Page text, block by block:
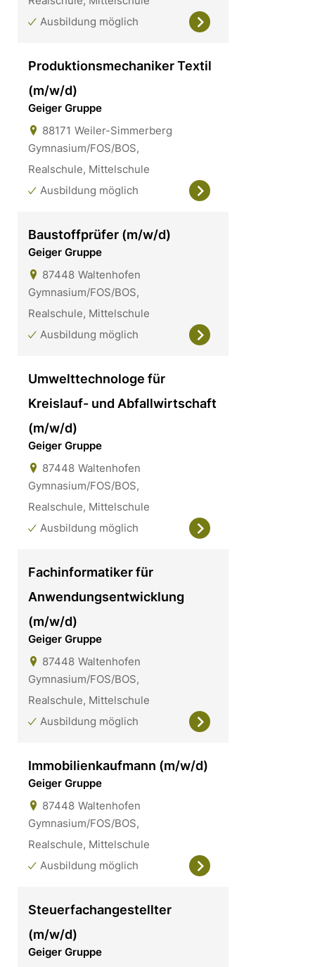
Ausbildung möglich
Produktionsmechaniker Textil
(m/w/d)
Geiger Gruppe
88171 Weiler-Simmerberg
Gymnasium/FOS/BOS,
Realschule, Mittelschule
Ausbildung möglich
Baustoffprüfer (m/w/d)
Geiger Gruppe
87448 Waltenhofen
Gymnasium/FOS/BOS,
Realschule, Mittelschule
Ausbildung möglich
Umwelttechnologe für
Kreislauf- und Abfallwirtschaft
(m/w/d)
Geiger Gruppe
87448 Waltenhofen
Gymnasium/FOS/BOS,
Realschule, Mittelschule
Ausbildung möglich
Fachinformatiker für
Anwendungsentwicklung
(m/w/d)
Geiger Gruppe
87448 Waltenhofen
Gymnasium/FOS/BOS,
Realschule, Mittelschule
Ausbildung möglich
Immobilienkaufmann (m/w/d)
Geiger Gruppe
87448 Waltenhofen
Gymnasium/FOS/BOS,
Realschule, Mittelschule
Ausbildung möglich
Steuerfachangestellter
(m/w/d)
Geiger Gruppe